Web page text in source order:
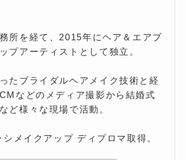
所を経て、2015年にヘア＆エアブ
プアーティストとして独立。
たブライダルヘアメイク技術と経
などのメディア撮影から結婚式
ど様々な現場で活動。
メイクアップ ディプロマ取得。